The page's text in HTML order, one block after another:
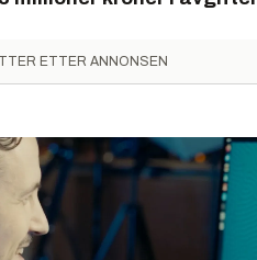
ETTER ANNONSEN